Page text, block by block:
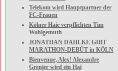
Telekom wird Hauptpartner der
FC-Frauen
Kölner Haie verpflichten Tim
Wohlgemuth
JONATHAN DAHLKE GIBT
MARATHON-DEBÜT in KÖLN
Bienvenue, Alex! Alexandre
Grenier wird ein Hai